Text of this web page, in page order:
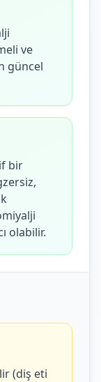
ve
güncel
bir
olabilir.
(diş eti